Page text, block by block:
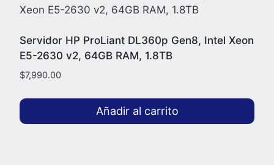
Servidor HP ProLiant DL360p Gen8, Intel Xeon
E5-2630 v2, 64GB RAM, 1.8TB
$7,990.00
Añadir al carrito